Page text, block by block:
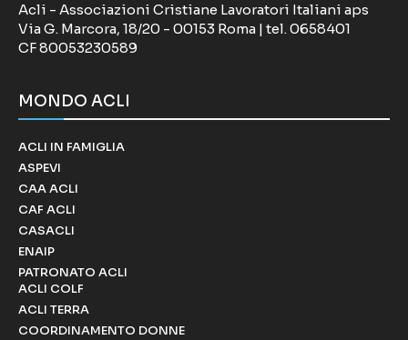
Acli - Associazioni Cristiane Lavoratori Italiani aps
Via G. Marcora, 18/20 - 00153 Roma | tel. 0658401
CF 80053230589
MONDO ACLI
ACLI IN FAMIGLIA
ASPEVI
CAA ACLI
CAF ACLI
CASACLI
ENAIP
PATRONATO ACLI
ACLI COLF
ACLI TERRA
COORDINAMENTO DONNE